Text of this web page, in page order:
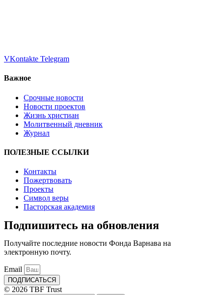
VKontakte Telegram
Важное
Срочные новости
Новости проектов
Жизнь христиан
Молитвенный дневник
Журнал
ПОЛЕЗНЫЕ ССЫЛКИ
Контакты
Пожертвовать
Проекты
Символ веры
Пасторская академия
Подпишитесь на обновления
Получайте последние новости Фонда Варнава на
электронную почту.
Email
ПОДПИСАТЬСЯ
© 2026 TBF Trust